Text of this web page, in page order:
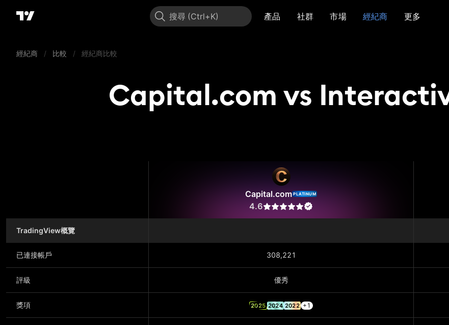
搜尋 產品 社群 市場 經紀商 更多
經紀商 / 比較 / 經紀商比較
Capital.com vs
Capital.com PLATINUM
4.6
TradingView概覽
已連接帳戶 308,221
評級 優秀
獎項 2025 2024 2022 +1